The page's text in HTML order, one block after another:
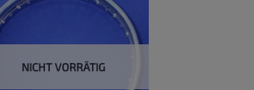
NICHT VORRÄTIG